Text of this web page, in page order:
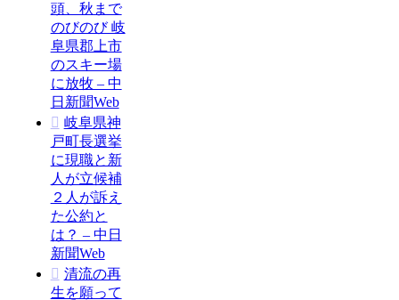
頭、秋まで
のびのび 岐
阜県郡上市
のスキー場
に放牧 – 中
日新聞Web
岐阜県神
戸町長選挙
に現職と新
人が立候補
２人が訴え
た公約と
は？ – 中日
新聞Web
清流の再
生を願って